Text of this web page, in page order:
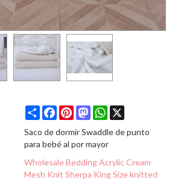
ShareFacebookPinterestMastodonWhatsApp
X
Saco de dormir Swaddle de punto
para bebé al por mayor
Wholesale Bedding Acrylic Cream
Mesh Knit Sherpa King Size knitted